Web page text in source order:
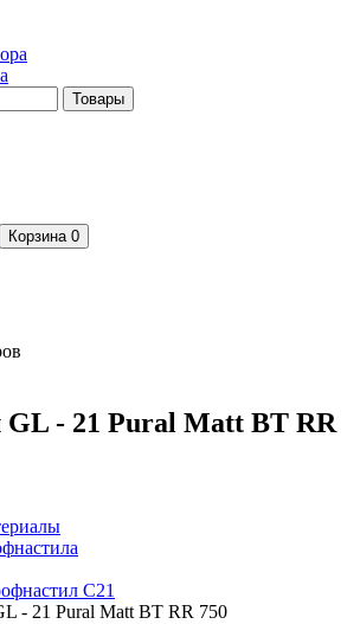
Товары
Корзина 0
- 21 Pural Matt BT RR
С21
- 21 Pural Matt BT RR 750